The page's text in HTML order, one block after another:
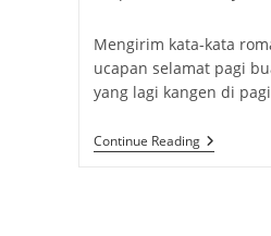
Mengirim kata-kata
ucapan selamat pagi
yang lagi kangen di
Continue ReadingPantun
Ucapan